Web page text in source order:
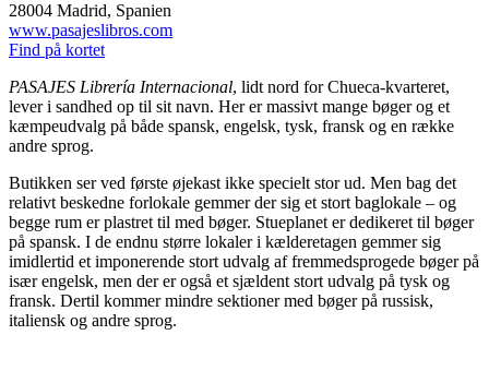
28004 Madrid, Spanien
www.pasajeslibros.com
Find på kortet
PASAJES Librería Internacional, lidt nord for Chueca-kvarteret,
lever i sandhed op til sit navn. Her er massivt mange bøger og et
kæmpeudvalg på både spansk, engelsk, tysk, fransk og en række
andre sprog.
Butikken ser ved første øjekast ikke specielt stor ud. Men bag det
relativt beskedne forlokale gemmer der sig et stort baglokale – og
begge rum er plastret til med bøger. Stueplanet er dedikeret til bøger
på spansk. I de endnu større lokaler i kælderetagen gemmer sig
imidlertid et imponerende stort udvalg af fremmedsprogede bøger på
især engelsk, men der er også et sjældent stort udvalg på tysk og
fransk. Dertil kommer mindre sektioner med bøger på russisk,
italiensk og andre sprog.